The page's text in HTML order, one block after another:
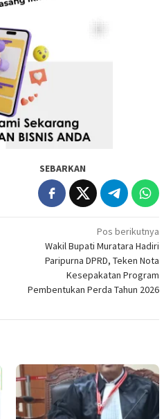
SEBARKAN
Pos berikutnya
Wakil Bupati Muratara Hadiri
Paripurna DPRD, Teken Nota
Kesepakatan Program
Pembentukan Perda Tahun 2026